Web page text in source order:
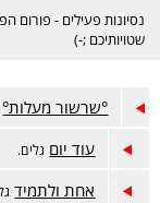
נסיונות פעילים - פורום
שטויותיכם ;-)
°שרשור מעלות°
עוד יום גלים.
אחת ולתמיד